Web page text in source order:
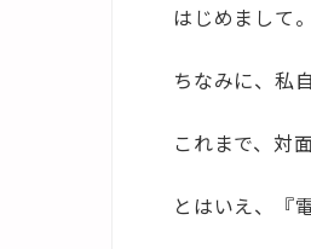
はじめまして
ちなみに、私
これまで、対
とはいえ、『